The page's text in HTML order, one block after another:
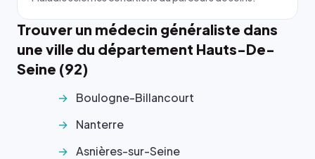
Trouver un médecin généraliste dans
une ville du département Hauts-De-
Seine (92)
Boulogne-Billancourt
Nanterre
Asnières-sur-Seine